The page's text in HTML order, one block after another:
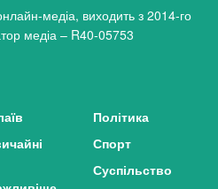
медіа, виходить з 2014-го
медіа – R40-05753
Політика
Спорт
Суспільство